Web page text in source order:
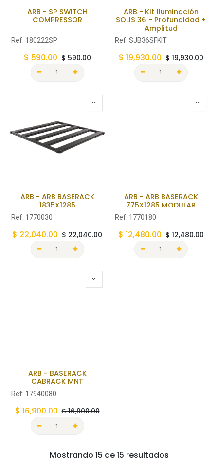
ARB - SP SWITCH
COMPRESSOR
Ref: 180222SP
$ 590.00 $590.00
ARB - Kit Iluminación
SOLIS 36 - Profundidad +
Amplitud
Ref: SJB36SFKIT
$ 19,930.00 $19,930.00
ARB - ARB BASERACK
1835X1285
Ref: 1770030
$ 22,040.00 $22,040.00
ARB - ARB BASERACK
775X1285 MODULAR
Ref: 1770180
$ 12,480.00 $12,480.00
ARB - BASERACK
CABRACK MNT
Ref: 17940080
$ 16,900.00 $16,900.00
Mostrando 15 de 15 resultados